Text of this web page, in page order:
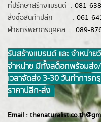
ที่ปรึกษาสร้างแบรนด์ : 081-
สั่งซื้อสินค้าปลีก : 061-
ฝ่ายทรัพยากรบุคคล : 089-
รับสร้างแบรนด์ และ จำหน่า
จำหน่าย มีทั้งสต็อกพร้อมส่ง/
เวลาจัดส่ง 3-30 วันทำการ
ราคาปลีก-ส่ง
Email :